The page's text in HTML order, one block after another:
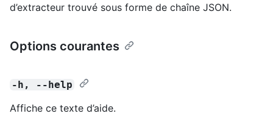
d’extracteur trouvé sous forme de chaîne JSON.
Options courantes
-h, --help
Affiche ce texte d’aide.